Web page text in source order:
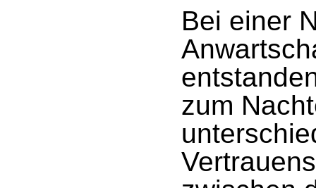
Bei einer
zum